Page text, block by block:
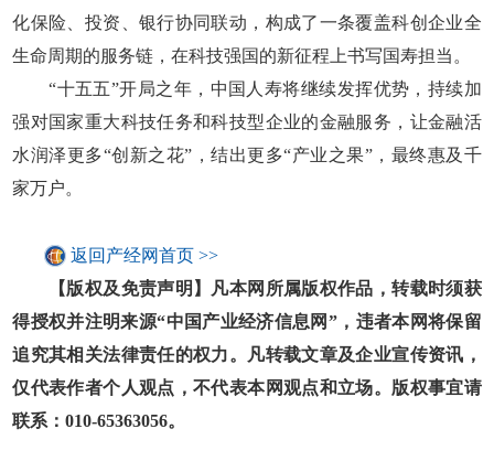
化保险、投资、银行协同联动，构成了一条覆盖科创企业全
生命周期的服务链，在科技强国的新征程上书写国寿担当。
“十五五”开局之年，中国人寿将继续发挥优势，持续加
强对国家重大科技任务和科技型企业的金融服务，让金融活
水润泽更多“创新之花”，结出更多“产业之果”，最终惠及千
家万户。
返回产经网首页 >>
【版权及免责声明】凡本网所属版权作品，转载时须获
得授权并注明来源“中国产业经济信息网”，违者本网将保留
追究其相关法律责任的权力。凡转载文章及企业宣传资讯，
仅代表作者个人观点，不代表本网观点和立场。版权事宜请
联系：010-65363056。